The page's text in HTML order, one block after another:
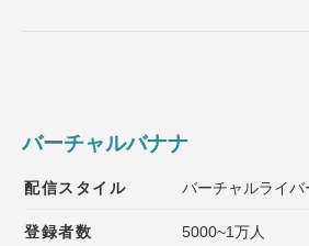
バーチャルバナナ
配信スタイル バーチャルライバ
登録者数 5000~1万人